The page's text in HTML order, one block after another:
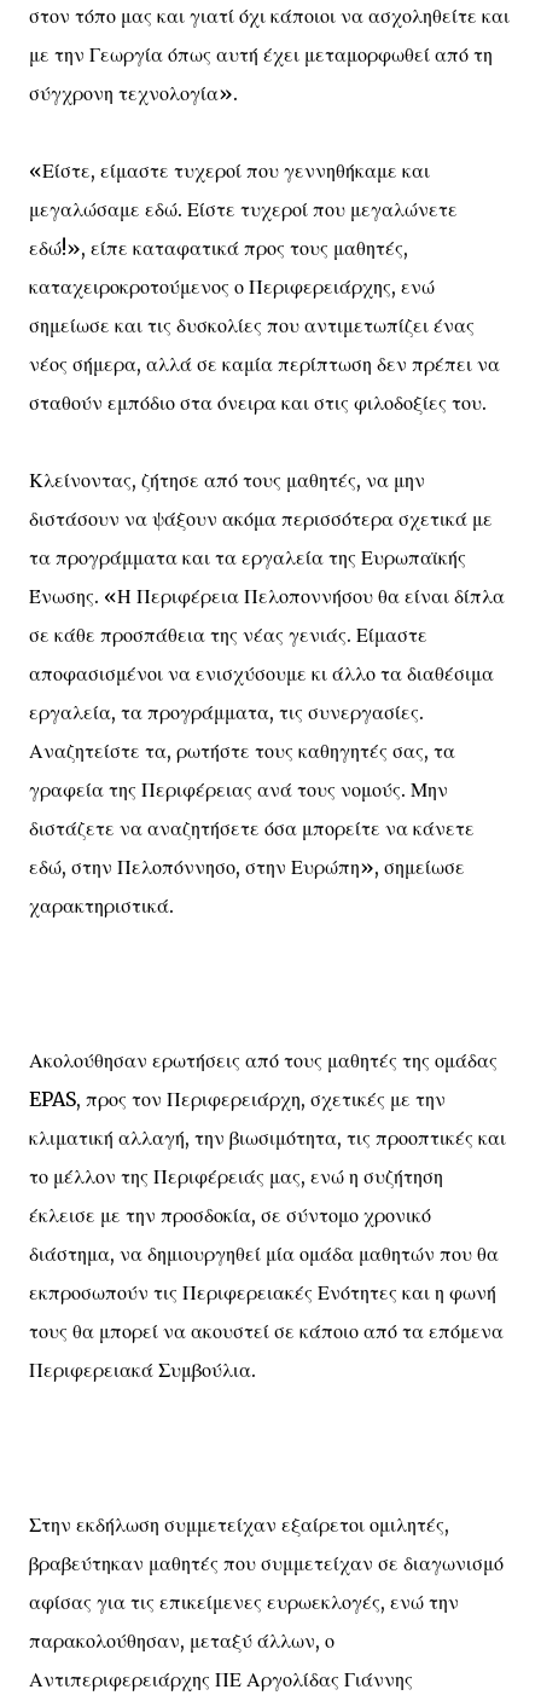
στον τόπο μας και γιατί όχι κάποιοι να ασχοληθείτε και
με την Γεωργία όπως αυτή έχει μεταμορφωθεί από τη
σύγχρονη τεχνολογία».
«Είστε, είμαστε τυχεροί που γεννηθήκαμε και
μεγαλώσαμε εδώ. Είστε τυχεροί που μεγαλώνετε
εδώ!», είπε καταφατικά προς τους μαθητές,
καταχειροκροτούμενος ο Περιφερειάρχης, ενώ
σημείωσε και τις δυσκολίες που αντιμετωπίζει ένας
νέος σήμερα, αλλά σε καμία περίπτωση δεν πρέπει να
σταθούν εμπόδιο στα όνειρα και στις φιλοδοξίες του.
Κλείνοντας, ζήτησε από τους μαθητές, να μην
διστάσουν να ψάξουν ακόμα περισσότερα σχετικά με
τα προγράμματα και τα εργαλεία της Ευρωπαϊκής
Ένωσης. «Η Περιφέρεια Πελοποννήσου θα είναι δίπλα
σε κάθε προσπάθεια της νέας γενιάς. Είμαστε
αποφασισμένοι να ενισχύσουμε κι άλλο τα διαθέσιμα
εργαλεία, τα προγράμματα, τις συνεργασίες.
Αναζητείστε τα, ρωτήστε τους καθηγητές σας, τα
γραφεία της Περιφέρειας ανά τους νομούς. Μην
διστάζετε να αναζητήσετε όσα μπορείτε να κάνετε
εδώ, στην Πελοπόννησο, στην Ευρώπη», σημείωσε
χαρακτηριστικά.
Ακολούθησαν ερωτήσεις από τους μαθητές της ομάδας
EPAS, προς τον Περιφερειάρχη, σχετικές με την
κλιματική αλλαγή, την βιωσιμότητα, τις προοπτικές και
το μέλλον της Περιφέρειάς μας, ενώ η συζήτηση
έκλεισε με την προσδοκία, σε σύντομο χρονικό
διάστημα, να δημιουργηθεί μία ομάδα μαθητών που θα
εκπροσωπούν τις Περιφερειακές Ενότητες και η φωνή
τους θα μπορεί να ακουστεί σε κάποιο από τα επόμενα
Περιφερειακά Συμβούλια.
Στην εκδήλωση συμμετείχαν εξαίρετοι ομιλητές,
βραβεύτηκαν μαθητές που συμμετείχαν σε διαγωνισμό
αφίσας για τις επικείμενες ευρωεκλογές, ενώ την
παρακολούθησαν, μεταξύ άλλων, ο
Αντιπεριφερειάρχης ΠΕ Αργολίδας Γιάννης